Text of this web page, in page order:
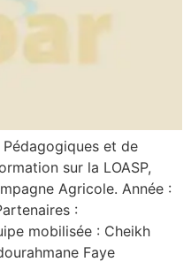
et de
sur la LOASP,
Agricole. Année :
:
mobilisée : Cheikh
Faye